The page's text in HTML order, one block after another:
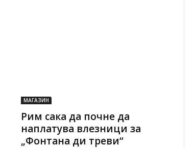
МАГАЗИН
Рим сака да почне да
наплатува влезници за
„Фонтана ди треви“